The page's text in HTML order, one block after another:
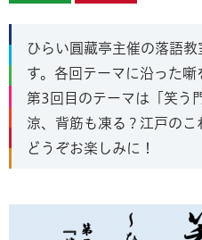
ひらい圓藏亭主催の落語
す。各回テーマに沿った噺
第3回目のテーマは「笑う
涼、背筋も凍る？江戸のこ
どうぞお楽しみに！